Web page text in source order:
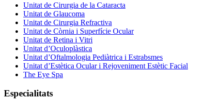
Unitat de Cirurgia de la Cataracta
Unitat de Glaucoma
Unitat de Cirurgia Refractiva
Unitat de Còrnia i Superfície Ocular
Unitat de Retina i Vitri
Unitat d’Oculoplàstica
Unitat d’Oftalmologia Pediàtrica i Estrabsmes
Unitat d’Estètica Ocular i Rejoveniment Estètic Facial
The Eye Spa
Especialitats